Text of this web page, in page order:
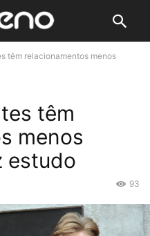
têm relacionamentos menos
têm
menos
estudo
93